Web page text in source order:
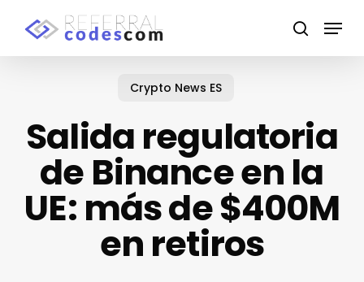
search
Menu
Crypto News ES
Salida regulatoria
de Binance en la
UE: más de $400M
en retiros